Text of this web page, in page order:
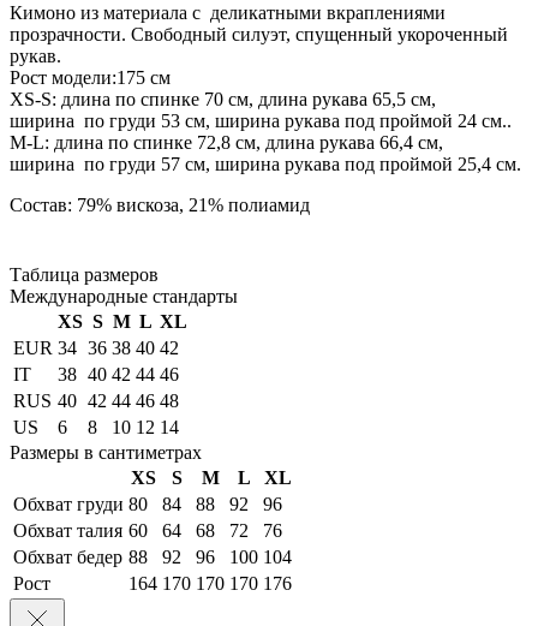
Кимоно из материала с деликатными вкраплениями
прозрачности. Свободный силуэт, спущенный укороченный
рукав.
Рост модели:175 см
XS-S: длина по спинке 70 см, длина рукава 65,5 см,
ширина по груди 53 см, ширина рукава под проймой 24 см..
М-L: длина по спинке 72,8 см, длина рукава 66,4 см,
ширина по груди 57 см, ширина рукава под проймой 25,4 см.
Состав: 79% вискоза, 21% полиамид
Таблица размеров
Международные стандарты
XS S M L XL
EUR 34 36 38 40 42
IT
38 40 42 44 46
RUS 40 42 44 46 48
US
6 8 10 12 14
Размеры в сантиметрах
XS
S M L
XL
Обхват груди 80 84 88 92
96
Обхват талия 60 64 68 72
76
Обхват бедер 88 92 96 100 104
Рост
164 170 170 170 176